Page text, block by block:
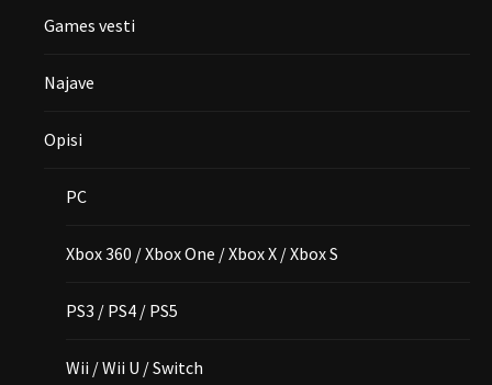
Games vesti
Najave
Opisi
PC
Xbox 360 / Xbox One / Xbox X / Xbox S
PS3 / PS4 / PS5
Wii / Wii U / Switch